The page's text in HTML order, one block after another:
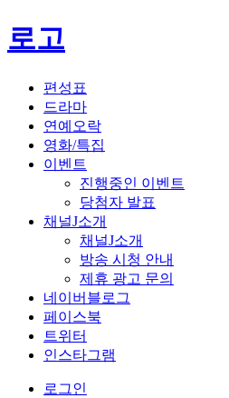
로고
편성표
드라마
연예오락
영화/특집
이벤트
진행중인 이벤트
당첨자 발표
채널J소개
채널J소개
방송 시청 안내
제휴 광고 문의
네이버블로그
페이스북
트위터
인스타그램
로그인